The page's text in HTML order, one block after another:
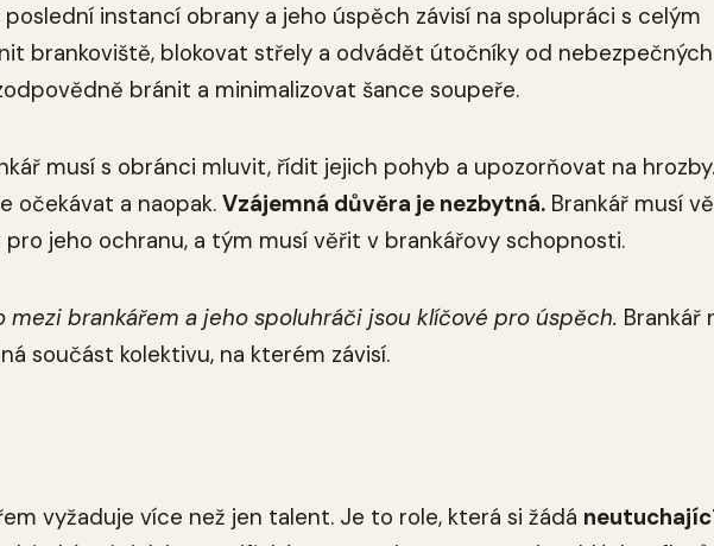
instancí obrany a jeho úspěch závisí na spolupráci s celým
brankoviště, blokovat střely a odvádět útočníky od nebezpečných
bránit a minimalizovat šance soupeře.
musí s obránci mluvit, řídit jejich pohyb a upozorňovat na
očekávat a naopak.Vzájemná důvěra je nezbytná. Brankář musí
jeho ochranu, a tým musí věřit v brankářovy schopnosti.
mezi brankářem a jeho spoluhráči jsou klíčové pro úspěch. Brankář
součást kolektivu, na kterém závisí.
vyžaduje více než jen talent. Je to role, která si žádá